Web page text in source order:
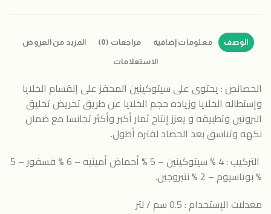
الوصف معلومات إضافية مراجعات (0) المزيد من العروض
الاستعلامات
الخصائص : يحتوى على سيتوكينين المحفز على إنقسام الخلايا
وإستطاله الخلايا وزياده حجم الخلايا عن طريق تحريض تخليق
البروتين وتطبيقه و يعزز إنتاج ثمار أكبر وأكثر تجانسا مع ضمان
نكهه وتناسق بعد الحصاد لفتره أطول.
التركيب : 4 % سيتوكينين – 5 % أحماض أمينيه – 6 % فسفور – 5
% بوتاسيوم – 2 % نتيروجين.
معدلات الإستخدام : 0.5 سم / لتر